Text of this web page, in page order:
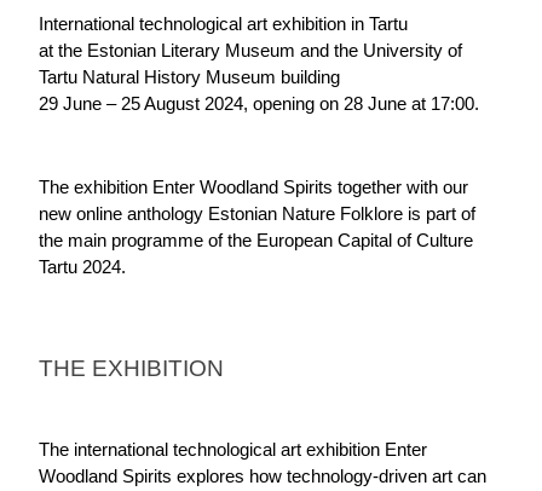
International technological art exhibition in Tartu
at the Estonian Literary Museum and the University of
Tartu Natural History Museum building
29 June – 25 August 2024, opening on 28 June at 17:00.
The exhibition Enter Woodland Spirits together with our
new online anthology Estonian Nature Folklore is part of
the main programme of the European Capital of Culture
Tartu 2024.
THE EXHIBITION
The international technological art exhibition Enter
Woodland Spirits explores how technology-driven art can